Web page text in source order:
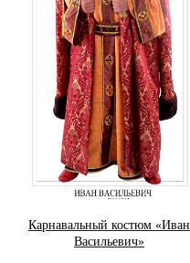
Карнавальный костюм «Иван
Васильевич»